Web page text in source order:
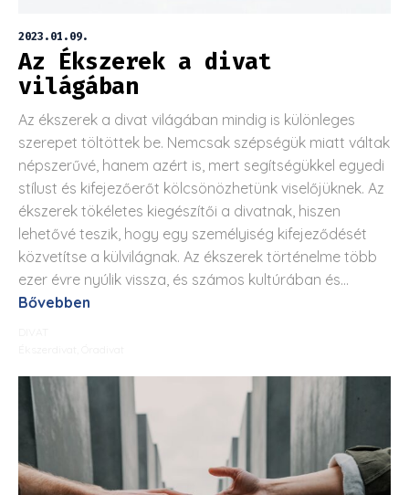
2023.01.09.
Az Ékszerek a divat
világában
Az ékszerek a divat világában mindig is különleges
szerepet töltöttek be. Nemcsak szépségük miatt váltak
népszerűvé, hanem azért is, mert segítségükkel egyedi
stílust és kifejezőerőt kölcsönözhetünk viselőjüknek. Az
ékszerek tökéletes kiegészítői a divatnak, hiszen
lehetővé teszik, hogy egy személyiség kifejeződését
közvetítse a külvilágnak. Az ékszerek történelme több
ezer évre nyúlik vissza, és számos kultúrában és...
Bővebben